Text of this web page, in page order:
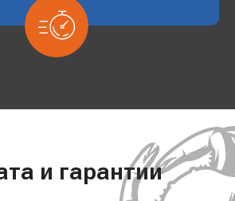
и гарантии